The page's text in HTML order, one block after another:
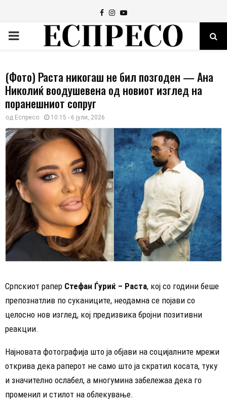
Facebook
Instagram
Youtube
PRIMARY
(Фото) Раста никогаш не бил позгоден — Ана
Николиќ воодушевена од новиот изглед на
поранешниот сопруг
од Еспресо 10:15 - 6 јули, 2026
Српскиот рапер Стефан Ѓуриќ – Раста, кој со години беше
препознатлив по суканиците, неодамна се појави со
целосно нов изглед, кој предизвика бројни позитивни
реакции.
Најновата фотографија што ја објави на социјалните мрежи
открива дека раперот не само што ја скратил косата, туку
и значително ослабел, а многумина забележаа дека го
променил и стилот на облекување.